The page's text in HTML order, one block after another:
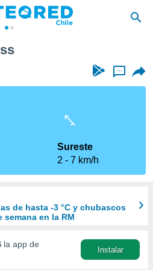
...
Sureste
2
7 km/h
de hasta -3 °C y chubascos
semana en la RM
la app de
Instalar